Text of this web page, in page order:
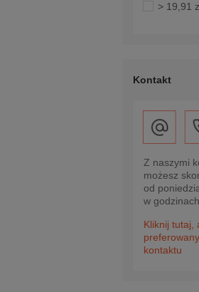
> 19,91
Kontakt
Z naszymi
możesz
od
w
Kliknij tutaj,
kontaktu